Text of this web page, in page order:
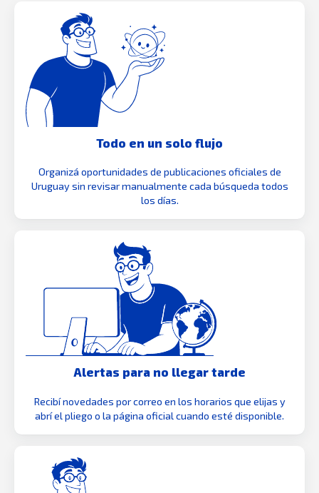
Todo en un solo flujo
Organizá oportunidades de publicaciones oficiales de
Uruguay sin revisar manualmente cada búsqueda todos
los días.
Alertas para no llegar tarde
Recibí novedades por correo en los horarios que elijas y
abrí el pliego o la página oficial cuando esté disponible.